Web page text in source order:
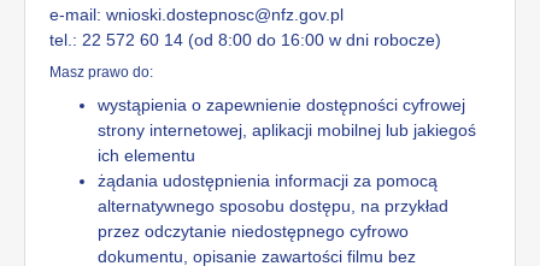
e-mail: wnioski.dostepnosc@nfz.gov.pl
tel.: 22 572 60 14 (od 8:00 do 16:00 w dni robocze)
Masz prawo do:
wystąpienia o zapewnienie dostępności cyfrowej
strony internetowej, aplikacji mobilnej lub jakiegoś
ich elementu
żądania udostępnienia informacji za pomocą
alternatywnego sposobu dostępu, na przykład
przez odczytanie niedostępnego cyfrowo
dokumentu, opisanie zawartości filmu bez